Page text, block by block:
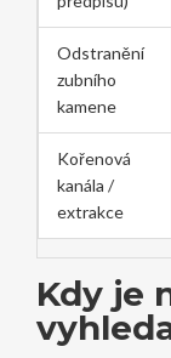
Odstranění
zubního
kamene
Kořenová
kanála /
extrakce
Kdy je